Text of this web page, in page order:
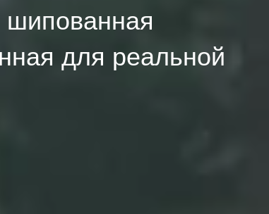
для реальной